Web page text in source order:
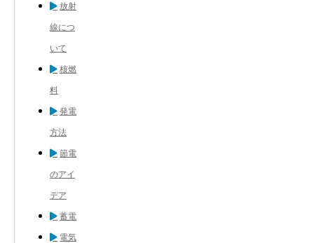
放射
線につ
いて
核燃
料
発電
方法
節電
のアイ
デア
蓄電
電気